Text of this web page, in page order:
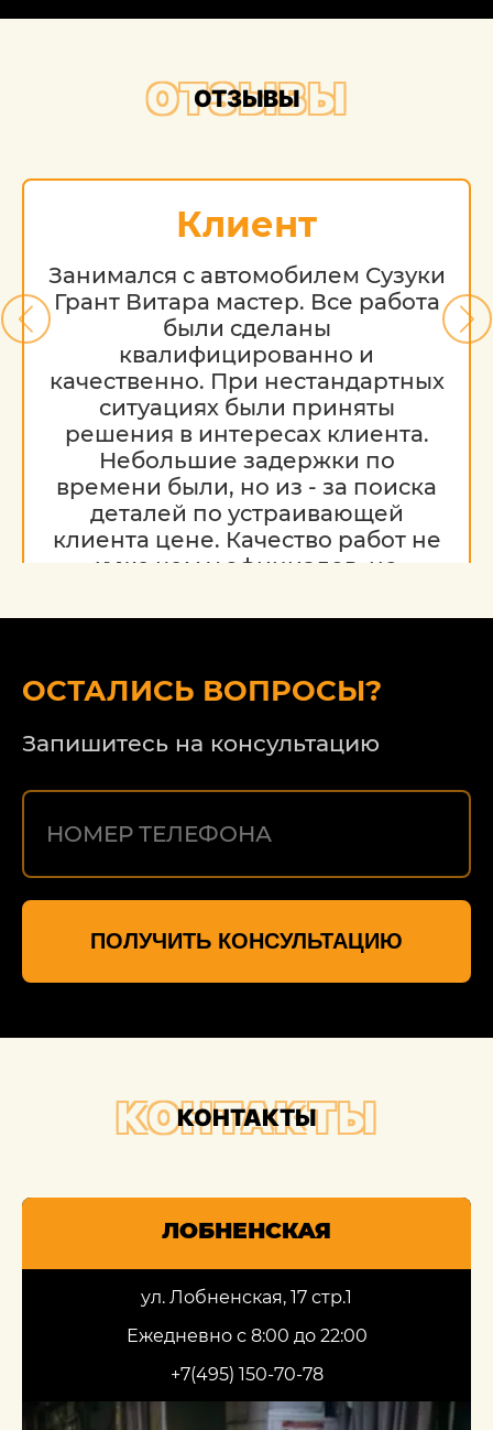
ОТЗЫВЫ
ОТЗЫВЫ
Клиент
Занимался с автомобилем Сузуки
Грант Витара мастер. Все работа
были сделаны
квалифицированно и
качественно. При нестандартных
ситуациях были приняты
решения в интересах клиента.
Небольшие задержки по
времени были, но из - за поиска
деталей по устраивающей
клиента цене. Качество работ не
хуже чем у официалов, но
работу, надеюсь на дальнейшее
ОСТАЛИСЬ ВОПРОСЫ?
Запишитесь на консультацию
ПОЛУЧИТЬ КОНСУЛЬТАЦИЮ
КОНТАКТЫ
КОНТАКТЫ
ЛОБНЕНСКАЯ
ул. Лобненская, 17 стр.1
Ежедневно с 8:00 до 22:00
+7(495) 150-70-78